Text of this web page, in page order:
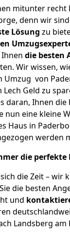
mitunter recht
denn wir
Lösung zu
die besten
Wir wissen,
Umzug von
Lech Geld zu
daran, Ihnen die
nun eine kleine
Haus in
werden
die perfekte
die Zeit – wir
die besten
und
Landsberg am